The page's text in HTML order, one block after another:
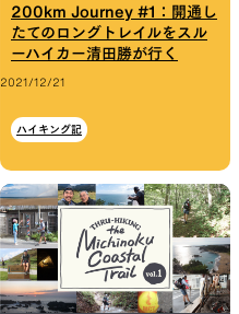
200km Journey #1：開通し
たてのロングトレイルをスル
ーハイカー清田勝が行く
2021/12/21
ハイキング記